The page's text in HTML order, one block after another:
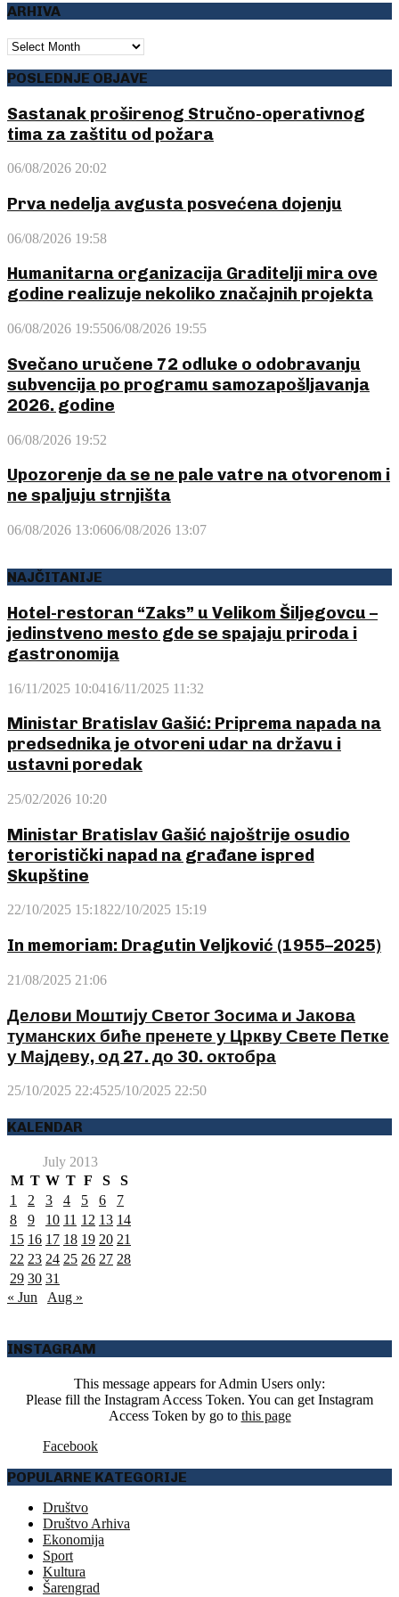
ARHIVA
ARHIVA
POSLEDNJE OBJAVE
Sastanak proširenog Stručno-operativnog
tima za zaštitu od požara
06/08/2026 20:02
Prva nedelja avgusta posvećena dojenju
06/08/2026 19:58
Humanitarna organizacija Graditelji mira ove
godine realizuje nekoliko značajnih projekta
06/08/2026 19:5506/08/2026 19:55
Svečano uručene 72 odluke o odobravanju
subvencija po programu samozapošljavanja
2026. godine
06/08/2026 19:52
Upozorenje da se ne pale vatre na otvorenom i
ne spaljuju strnjišta
06/08/2026 13:0606/08/2026 13:07
NAJČITANIJE
Hotel-restoran “Zaks” u Velikom Šiljegovcu –
jedinstveno mesto gde se spajaju priroda i
gastronomija
16/11/2025 10:0416/11/2025 11:32
Ministar Bratislav Gašić: Priprema napada na
predsednika je otvoreni udar na državu i
ustavni poredak
25/02/2026 10:20
Ministar Bratislav Gašić najoštrije osudio
teroristički napad na građane ispred
Skupštine
22/10/2025 15:1822/10/2025 15:19
In memoriam: Dragutin Veljković (1955–2025)
21/08/2025 21:06
Делови Моштију Светог Зосима и Јакова
туманских биће пренете у Цркву Свете Петке
у Мајдеву, од 27. до 30. октобра
25/10/2025 22:4525/10/2025 22:50
KALENDAR
July 2013
M T W T F S
S
1
2 3 4 5 6
7
8
9 10 11 12 13 14
15 16 17 18 19 20 21
22 23 24 25 26 27 28
29 30 31
« Jun
Aug »
INSTAGRAM
This message appears for Admin Users only:
Please fill the Instagram Access Token. You can get Instagram
Access Token by go to this page
Facebook
POPULARNE KATEGORIJE
Društvo
Društvo Arhiva
Ekonomija
Sport
Kultura
Šarengrad